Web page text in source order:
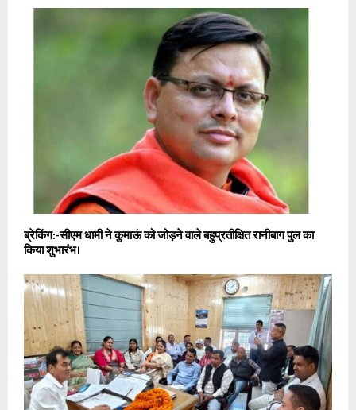
ब्रेकिंग:-सीएम धामी ने कुमाऊं को जोड़ने वाले बहुप्रतीक्षित रानीबाग पुल का
किया शुभारंभ।